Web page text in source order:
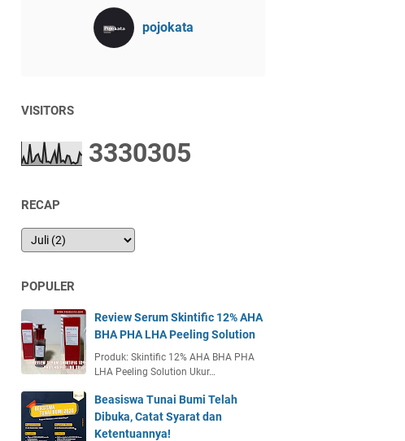
pojokata
VISITORS
3330305
RECAP
POPULER
Review Serum Skintific 12% AHA
BHA PHA LHA Peeling Solution
Produk: Skintific 12% AHA BHA PHA
LHA Peeling Solution Ukur…
Beasiswa Tunai Bumi Telah
Dibuka, Catat Syarat dan
Ketentuannya!